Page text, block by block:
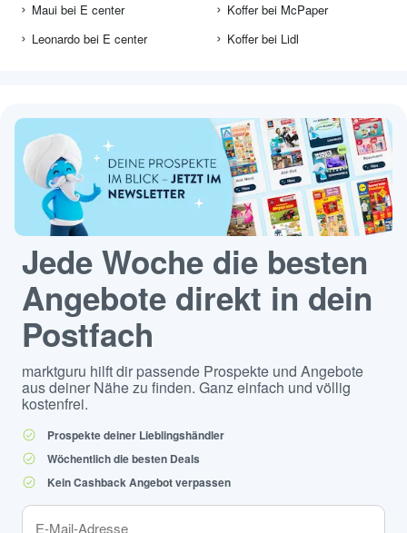
Maui bei E center
Leonardo bei E center
Koffer bei McPaper
Koffer bei Lidl
Jede Woche die besten
Angebote direkt in dein
Postfach
marktguru hilft dir passende Prospekte und Angebote
aus deiner Nähe zu finden. Ganz einfach und völlig
kostenfrei.
Prospekte deiner Lieblingshändler
Wöchentlich die besten Deals
Kein Cashback Angebot verpassen